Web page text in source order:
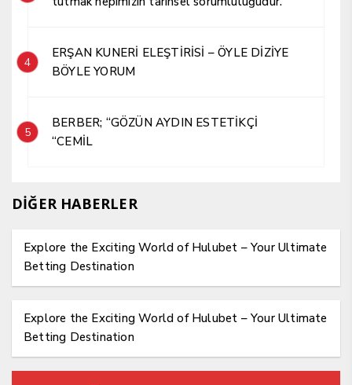
4
ERŞAN KUNERİ ELEŞTİRİSİ – ÖYLE DİZİYE
BÖYLE YORUM
5
BERBER; “GÖZÜN AYDIN ESTETİKÇİ
“CEMİL
DİĞER HABERLER
Explore the Exciting World of Hulubet – Your Ultimate
Betting Destination
Explore the Exciting World of Hulubet – Your Ultimate
Betting Destination